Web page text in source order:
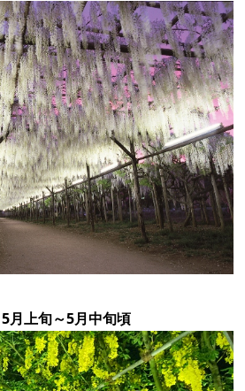
5月上旬～5月中旬頃